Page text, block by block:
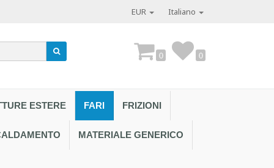
EUR Italiano
0 0
ESTERE FARI FRIZIONI
MATERIALE GENERICO